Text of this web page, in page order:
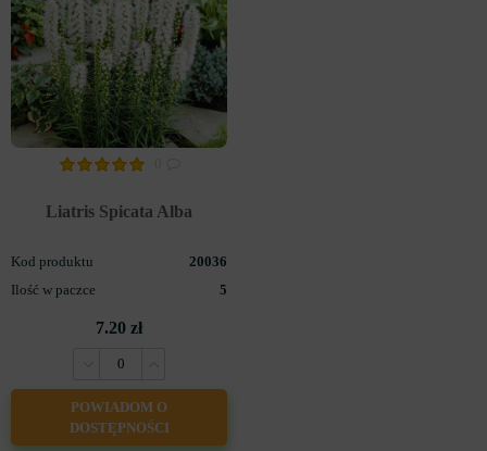
Liatris Spicata Alba
Kod produktu
20036
Ilość w paczce
5
7.20 zł
POWIADOM O
DOSTĘPNOŚCI